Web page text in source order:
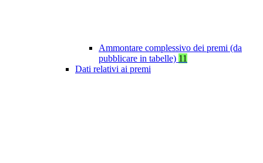
Ammontare complessivo dei premi (da
pubblicare in tabelle) 11
Dati relativi ai premi